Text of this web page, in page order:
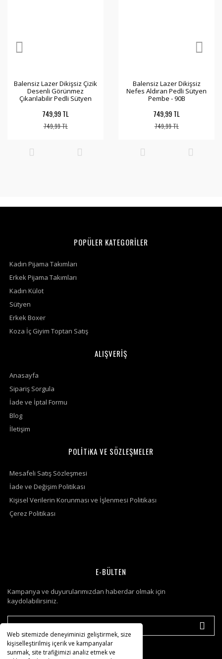
Web sitemizde deneyiminizi geliştirmek, size
kişiselleştirilmiş içerik ve kampanyalar
sunmak, site trafiğimizi analiz etmek ve
Balensiz Lazer Dikişsiz Çizik
Desenli Görünmez
Çıkarılabilir Pedli Sütyen
749,99 TL
749,99 TL
Balensiz Lazer Dikişsiz
Nefes Aldıran Pedli Sütyen
Pembe - 90B
749,99 TL
749,99 TL
POPÜLER KATEGORİLER
Kadın Pijama Takımları
Erkek Pijama Takımları
Kadın Külot
Sütyen
Erkek Boxer
Koza İç Giyim Toptan Satış
ALIŞVERİŞ
Anasayfa
Sipariş Sorgula
İade ve İptal Formu
Blog
İletişim
POLİTiKA VE SÖZLEŞMELER
Mesafeli Satış Sözleşmesi
İade ve Değişim Politikası
Kişisel Verilerin Korunması ve İşlenmesi Politikası
Çerez Politikası
E-BÜLTEN
Kampanya ve duyurularımızdan haberdar olmak için
kaydolabilirsiniz.